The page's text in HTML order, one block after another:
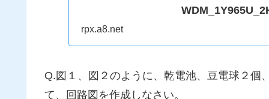
rpx.a8.net
Q.図１、図２のように、乾電池、豆電球２個
て、回路図を作成しなさい。